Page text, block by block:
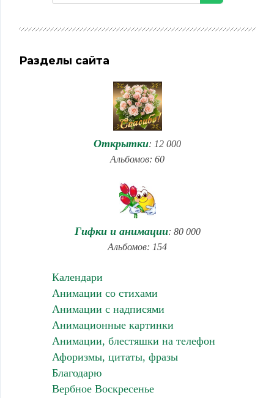
Разделы сайта
Открытки: 12 000
Альбомов: 60
Гифки и анимации: 80 000
Альбомов: 154
Календари
Анимации со стихами
Анимации с надписями
Анимационные картинки
Анимации, блестяшки на телефон
Афоризмы, цитаты, фразы
Благодарю
Вербное Воскресенье